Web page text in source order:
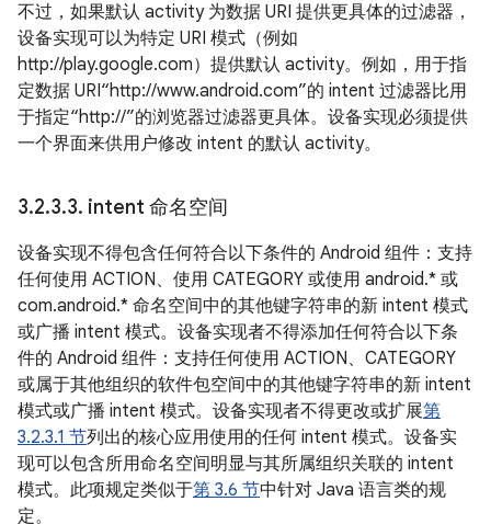
不过，如果默认 activity 为数据 URI 提供更具体的过滤器，
设备实现可以为特定 URI 模式（例如
http://play.google.com）提供默认 activity。例如，用于指
定数据 URI“http://www.android.com”的 intent 过滤器比用
于指定“http://”的浏览器过滤器更具体。设备实现必须提供
一个界面来供用户修改 intent 的默认 activity。
3.2.3.3. intent 命名空间
设备实现不得包含任何符合以下条件的 Android 组件：支持
任何使用 ACTION、使用 CATEGORY 或使用 android.* 或
com.android.* 命名空间中的其他键字符串的新 intent 模式
或广播 intent 模式。设备实现者不得添加任何符合以下条
件的 Android 组件：支持任何使用 ACTION、CATEGORY
或属于其他组织的软件包空间中的其他键字符串的新 intent
模式或广播 intent 模式。设备实现者不得更改或扩展第
3.2.3.1 节列出的核心应用使用的任何 intent 模式。设备实
现可以包含所用命名空间明显与其所属组织关联的 intent
模式。此项规定类似于第 3.6 节中针对 Java 语言类的规
定。